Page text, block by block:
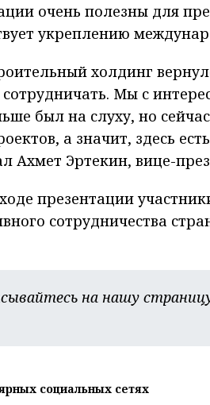
очень полезны для
укреплению
холдинг
Мы с
был на слуху, но
а значит, здесь
Ахмет Эртекин, вице-
презентации
сотрудничества
на нашу
социальных сетях